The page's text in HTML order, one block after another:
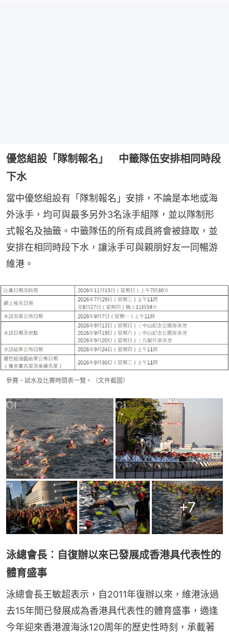
優悠組設「隊制報名」 中籤隊伍安排相同時段
下水
當中優悠組設有「隊制報名」安排，不論是本地或海
外泳手，均可與最多另外3名泳手組隊，並以隊制形
式報名及抽籤。中籤隊伍的所有成員將會被錄取，並
安排在相同時段下水，讓泳手可與親朋好友一同暢游
維港。
參賽、試水及比賽時間表一覽。（文件截圖）
+7
泳總會長︰自復辦以來已發展成香港具代表性的
體育盛事
泳總會長王敏超表示，自2011年復辦以來，維港泳過
去15年間已發展成為香港具代表性的體育盛事，適逢
今年迎來香港渡海泳120周年的歷史性時刻，承載著